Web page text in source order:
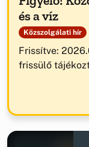
és a víz
Közszolgálati hír
Frissítve:
frissülő